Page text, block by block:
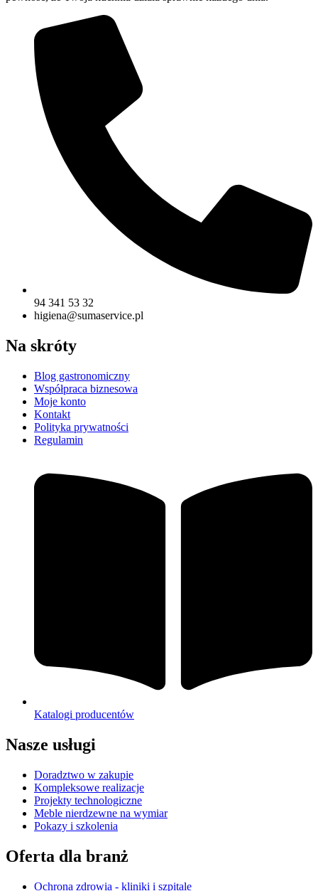
94 341 53 32
higiena@sumaservice.pl
Na skróty
Blog gastronomiczny
Współpraca biznesowa
Moje konto
Kontakt
Polityka prywatności
Regulamin
Katalogi producentów
Nasze usługi
Doradztwo w zakupie
Kompleksowe realizacje
Projekty technologiczne
Meble nierdzewne na wymiar
Pokazy i szkolenia
Oferta dla branż
Ochrona zdrowia - kliniki i szpitale